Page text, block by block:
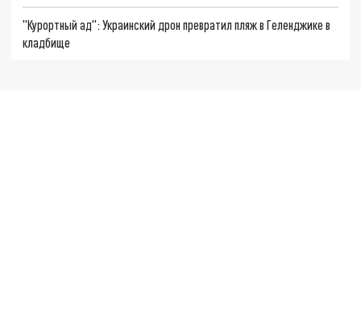
"Курортный ад": Украинский дрон превратил пляж в Геленджике в
кладбище